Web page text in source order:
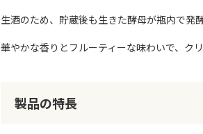
生酒のため、貯蔵後も生きた酵母が瓶内で発
華やかな香りとフルーティーな味わいで、ク
製品の特長